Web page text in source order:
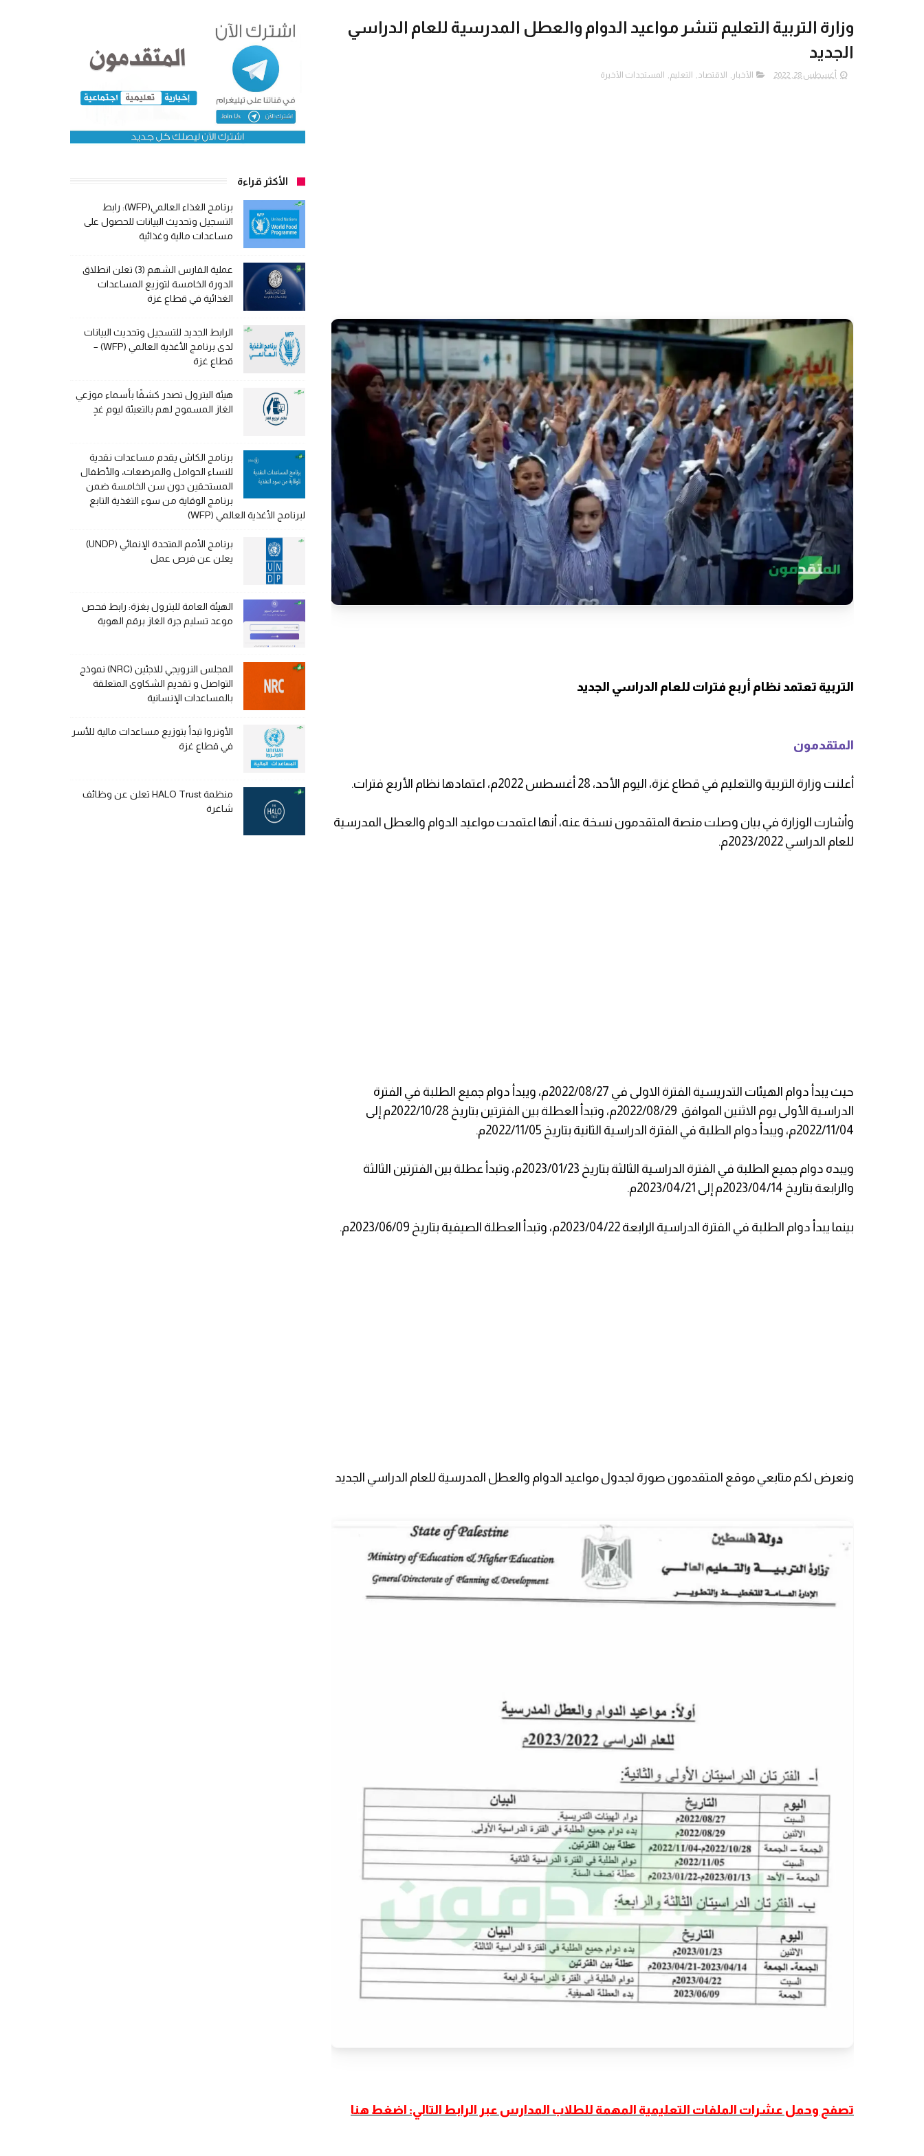
وزارة التربية التعليم تنشر مواعيد الدوام والعطل المدرسية للعام الدراسي
الجديد
أغسطس 28, 2022 الأخبار , الاقتصاد, التعليم, المستجدات الأخيرة
التربية تعتمد نظام أربع فترات للعام الدراسي الجديد
المتقدمون
أعلنت وزارة التربية والتعليم في قطاع غزة، اليوم الأحد، 28 أغسطس 2022م، اعتمادها نظام الأربع فترات.
وأشارت الوزارة في بيان وصلت منصة المتقدمون نسخة عنه، أنها اعتمدت مواعيد الدوام والعطل المدرسية
للعام الدراسي 2023/2022م.
حيث يبدأ دوام الهيئات التدريسية الفترة الاولى في 2022/08/27م، ويبدأ دوام جميع الطلبة في الفترة
الدراسية الأولى يوم الاثنين الموافق 2022/08/29م، وتبدأ العطلة بين الفترتين بتاريخ 2022/10/28م إلى
2022/11/04م، ويبدأ دوام الطلبة في الفترة الدراسية الثانية بتاريخ 2022/11/05م.
ويبده دوام جميع الطلبة في الفترة الدراسية الثالثة بتاريخ 2023/01/23م، وتبدأ عطلة بين الفترتين الثالثة
والرابعة بتاريخ 2023/04/14م إلى 2023/04/21م.
بينما يبدأ دوام الطلبة في الفترة الدراسية الرابعة 2023/04/22م، وتبدأ العطلة الصيفية بتاريخ 2023/06/09م.
ونعرض لكم متابعي موقع المتقدمون صورة لجدول مواعيد الدوام والعطل المدرسية للعام الدراسي الجديد
تصفح وحمل عشرات الملفات التعليمية المهمة للطلاب المدارس عبر الرابط التالي: اضغط هنا
الأكثر قراءة
برنامج الغذاء العالمي(WFP): رابط
التسجيل وتحديث البيانات للحصول على
مساعدات مالية وغذائية
عملية الفارس الشهم (3) تعلن انطلاق
الدورة الخامسة لتوزيع المساعدات
الغذائية في قطاع غزة
الرابط الجديد للتسجيل وتحديث البيانات
لدى برنامج الأغذية العالمي (WFP) –
قطاع غزة
هيئة البترول تصدر كشفًا بأسماء موزعي
الغاز المسموح لهم بالتعبئة ليوم غدٍ
برنامج الكاش يقدم مساعدات نقدية
للنساء الحوامل والمرضعات، والأطفال
المستحقين دون سن الخامسة ضمن
برنامج الوقاية من سوء التغذية التابع
لبرنامج الأغذية العالمي (WFP)
برنامج الأمم المتحدة الإنمائي (UNDP)
يعلن عن فرص عمل
الهيئة العامة للبترول بغزة: رابط فحص
موعد تسليم جرة الغاز برقم الهوية
المجلس النرويجي للاجئين (NRC) نموذج
التواصل و تقديم الشكاوى المتعلقة
بالمساعدات الإنسانية
الأونروا تبدأ بتوزيع مساعدات مالية للأسر
في قطاع غزة
منظمة HALO Trust تعلن عن وظائف
شاغرة